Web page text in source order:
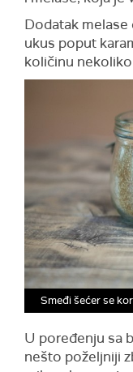
Dodatak
ukus poput
količinu
Smeđi šećer se
U poređenju sa
nešto poželjniji